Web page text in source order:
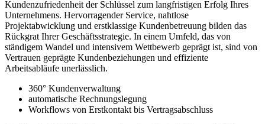
Kundenzufriedenheit der Schlüssel zum langfristigen Erfolg Ihres
Unternehmens. Hervorragender Service, nahtlose
Projektabwicklung und erstklassige Kundenbetreuung bilden das
Rückgrat Ihrer Geschäftsstrategie. In einem Umfeld, das von
ständigem Wandel und intensivem Wettbewerb geprägt ist, sind von
Vertrauen geprägte Kundenbeziehungen und effiziente
Arbeitsabläufe unerlässlich.
360° Kundenverwaltung
automatische Rechnungslegung
Workflows von Erstkontakt bis Vertragsabschluss